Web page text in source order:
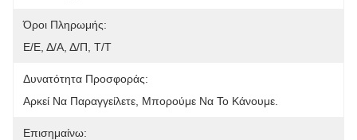
Όροι Πληρωμής:
Ε/Ε, Δ/Α, Δ/Π, Τ/Τ
Δυνατότητα Προσφοράς:
Αρκεί Να Παραγγείλετε, Μπορούμε Να Το Κάνουμε.
Επισημαίνω: